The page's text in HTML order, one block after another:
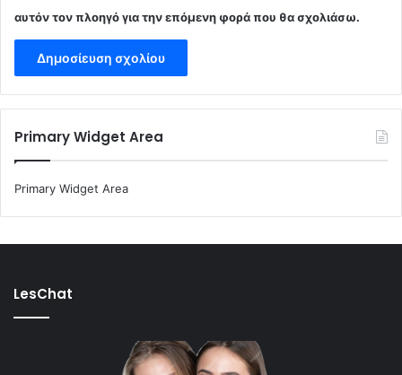
αυτόν τον πλοηγό για την επόμενη φορά που θα σχολιάσω.
Primary Widget Area
Primary Widget Area
LesChat